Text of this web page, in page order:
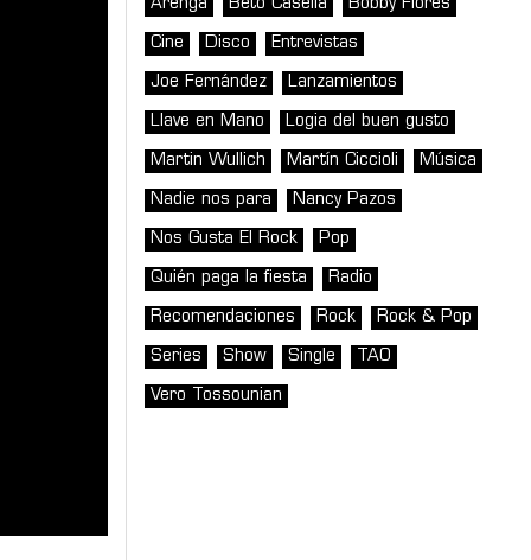
Arenga Beto Casella Bobby Flores
Cine Disco Entrevistas
Joe Fernández Lanzamientos
Llave en Mano Logia del buen gusto
Martin Wullich Martín Ciccioli Música
Nadie nos para Nancy Pazos
Nos Gusta El Rock Pop
Quién paga la fiesta Radio
Recomendaciones Rock Rock & Pop
Series Show Single TAO
Vero Tossounian